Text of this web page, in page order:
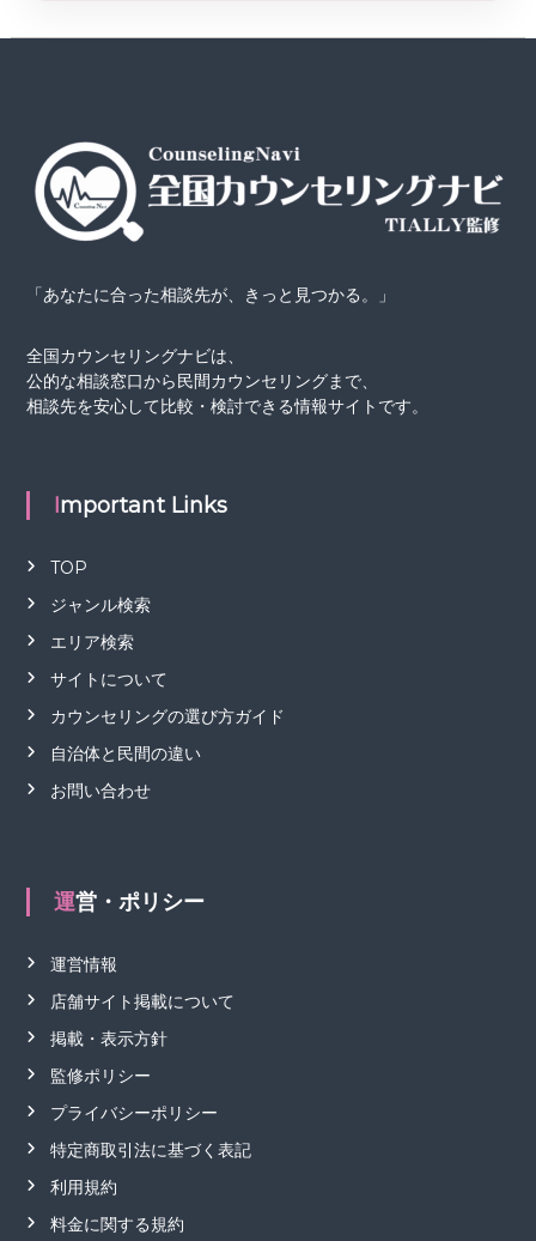
「あなたに合った相談先が、きっと見つかる。」
全国カウンセリングナビは、
公的な相談窓口から民間カウンセリングまで、
相談先を安心して比較・検討できる情報サイトです。
Important Links
TOP
ジャンル検索
エリア検索
サイトについて
カウンセリングの選び方ガイド
自治体と民間の違い
お問い合わせ
運営・ポリシー
運営情報
店舗サイト掲載について
掲載・表示方針
監修ポリシー
プライバシーポリシー
特定商取引法に基づく表記
利用規約
料金に関する規約